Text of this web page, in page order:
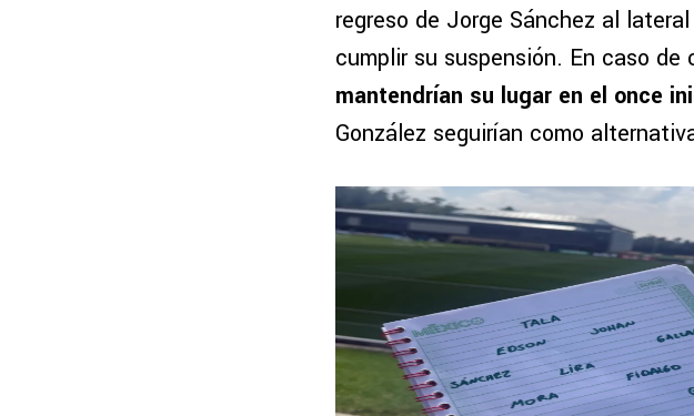
regreso de Jorge Sánchez al
cumplir su suspensión. En caso de
mantendrían su lugar en el once
González seguirían como